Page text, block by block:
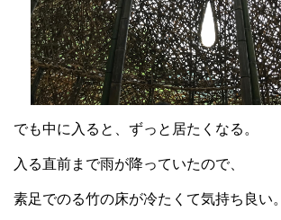
でも中に入ると、ずっと居たくなる。
入る直前まで雨が降っていたので、
素足でのる竹の床が冷たくて気持ち良い。